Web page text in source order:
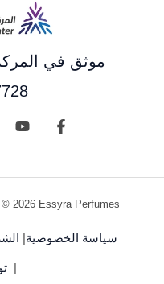
موثق في
2026 Essyra Perfumes
سياسة الخصوصية